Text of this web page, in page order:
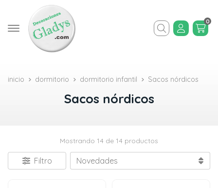
Buscar
0
inicio dormitorio dormitorio infantil Sacos nórdicos
Sacos nórdicos
Mostrando 14 de 14 productos
Filtro